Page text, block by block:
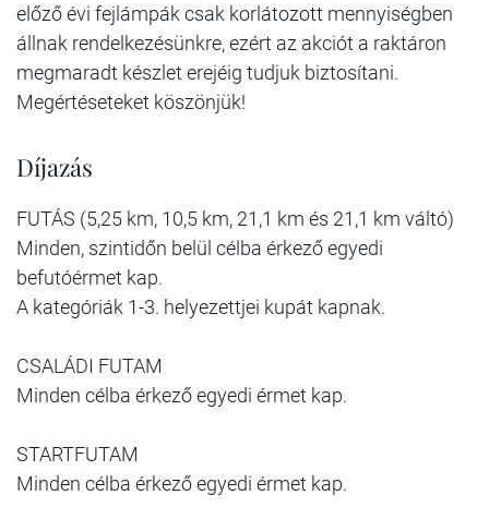
előző évi fejlámpák csak korlátozott mennyiségben
állnak rendelkezésünkre, ezért az akciót a raktáron
megmaradt készlet erejéig tudjuk biztosítani.
Megértéseteket köszönjük!
Díjazás
FUTÁS (5,25 km, 10,5 km, 21,1 km és 21,1 km váltó)
Minden, szintidőn belül célba érkező egyedi
befutóérmet kap.
A kategóriák 1-3. helyezettjei kupát kapnak.
CSALÁDI FUTAM
Minden célba érkező egyedi érmet kap.
STARTFUTAM
Minden célba érkező egyedi érmet kap.